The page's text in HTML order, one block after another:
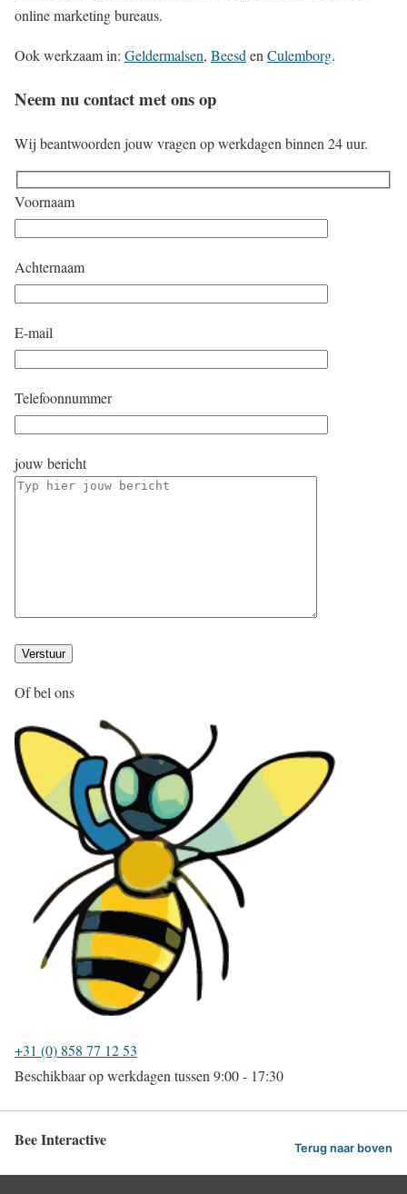
online marketing bureaus.
Ook werkzaam in: Geldermalsen, Beesd en Culemborg.
Neem nu contact met ons op
Wij beantwoorden jouw vragen op werkdagen binnen 24 uur.
Voornaam
Achternaam
E-mail
Telefoonnummer
jouw bericht
Of bel ons
+31 (0) 858 77 12 53
Beschikbaar op werkdagen tussen 9:00 - 17:30
Bee Interactive Terug naar boven